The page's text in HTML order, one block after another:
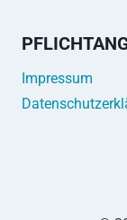
Impressum